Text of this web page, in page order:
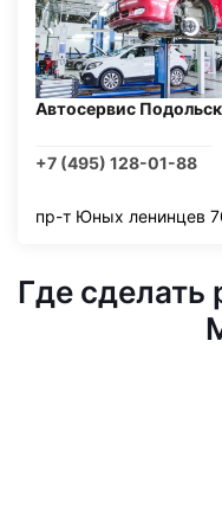
Автосервис Подольск
+7 (495) 128-01-88
пр-т Юных ленинцев
Где сделать